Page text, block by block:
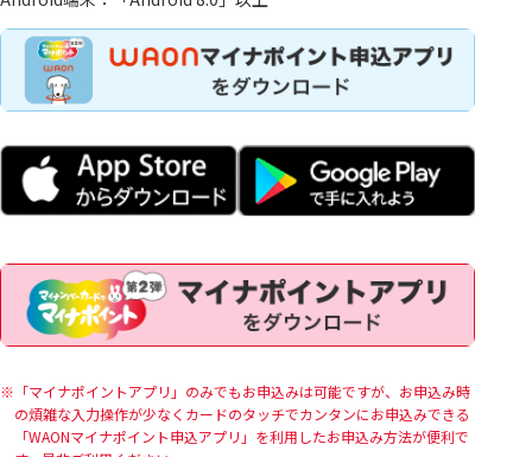
「マイナポイントアプリ」のみでもお申込みは可能ですが、お申込み時
の煩雑な入力操作が少なくカードのタッチでカンタンにお申込みできる
「WAONマイナポイント申込アプリ」を利用したお申込み方法が便利で